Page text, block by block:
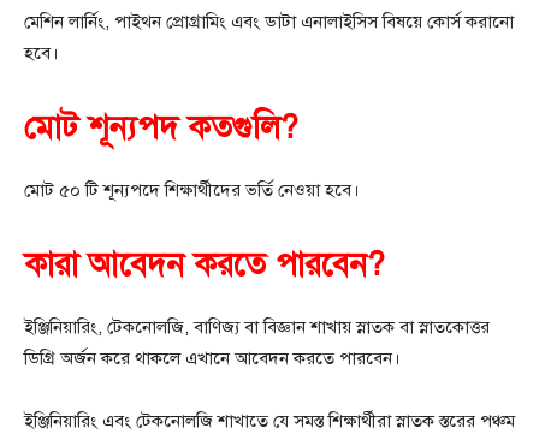
মেশিন লার্নিং, পাইথন প্রোগ্রামিং এবং ডাটা এনালাইসিস বিষয়ে কোর্স করানো
হবে।
মোট শূন্যপদ কতগুলি?
মোট ৫০ টি শূন্যপদে শিক্ষার্থীদের ভর্তি নেওয়া হবে।
কারা আবেদন করতে পারবেন?
ইঞ্জিনিয়ারিং, টেকনোলজি, বাণিজ্য বা বিজ্ঞান শাখায় স্নাতক বা স্নাতকোত্তর
ডিগ্রি অর্জন করে থাকলে এখানে আবেদন করতে পারবেন।
ইঞ্জিনিয়ারিং এবং টেকনোলজি শাখাতে যে সমস্ত শিক্ষার্থীরা স্নাতক স্তরের পঞ্চম